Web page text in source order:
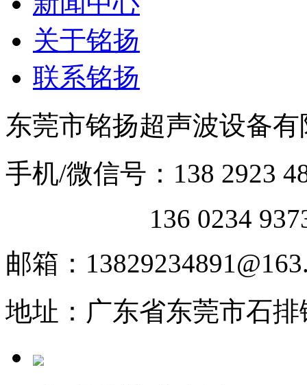
关于铭扬
联系铭扬
东莞市铭扬超声波设备
手机/微信号：138 2923
136 0234
邮箱：
地址：广东省东莞市石